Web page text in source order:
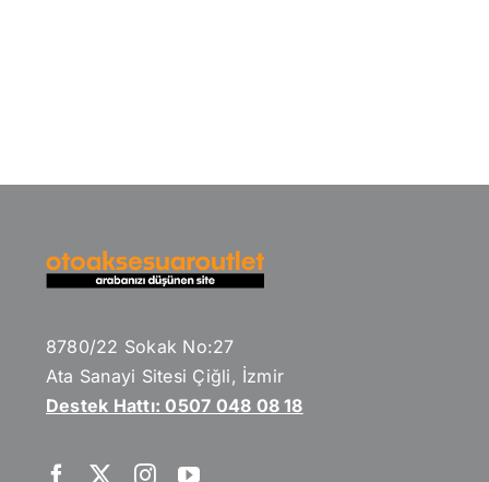
8780/22 Sokak No:27
Ata Sanayi Sitesi Çiğli, İzmir
Destek Hattı: 0507 048 08 18